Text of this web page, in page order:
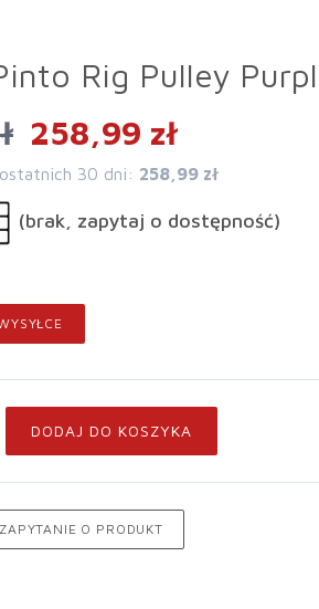
Rig Pulley
258,99 zł
30 dni: 258,99 zł
(brak, zapytaj o dostępność)
DODAJ DO KOSZYKA
ZAPYTANIE O PRODUKT